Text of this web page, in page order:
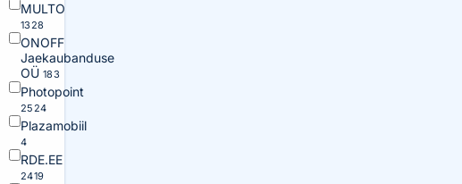
MULTO
1328
ONOFF
Jaekaubanduse
OÜ 183
Photopoint
2524
Plazamobiil
4
RDE.EE
2419